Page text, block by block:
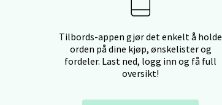
Tilbords-appen gjør det enkelt å holde
orden på dine kjøp, ønskelister og
fordeler. Last ned, logg inn og få full
oversikt!
- Thon Senter Sartor
12, 5353 Straume